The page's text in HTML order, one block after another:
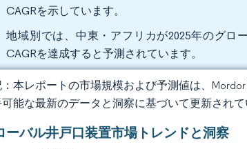
CAGRを示しています。
地域別では、中東・アフリカが2025年のグロ
CAGRを達成すると予測されています。
本レポートの市場規模および予測値は、
可能な最新のデータと洞察に基づいて更新されて
ーバル井戸口装置市場トレンドと洞察